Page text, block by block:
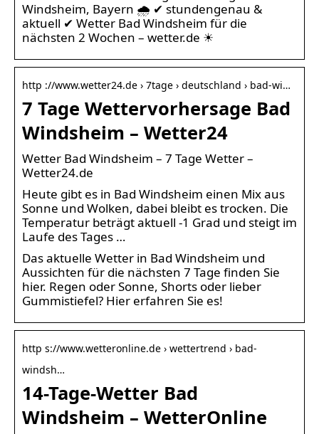
Windsheim, Bayern 🌧️ ✔ stundengenau &
aktuell ✔ Wetter Bad Windsheim für die
nächsten 2 Wochen – wetter.de ☀
http ://www.wetter24.de › 7tage › deutschland › bad-wi…
7 Tage Wettervorhersage Bad
Windsheim – Wetter24
Wetter Bad Windsheim – 7 Tage Wetter –
Wetter24.de
Heute gibt es in Bad Windsheim einen Mix aus
Sonne und Wolken, dabei bleibt es trocken. Die
Temperatur beträgt aktuell -1 Grad und steigt im
Laufe des Tages …
Das aktuelle Wetter in Bad Windsheim und
Aussichten für die nächsten 7 Tage finden Sie
hier. Regen oder Sonne, Shorts oder lieber
Gummistiefel? Hier erfahren Sie es!
http s://www.wetteronline.de › wettertrend › bad-
windsh…
14-Tage-Wetter Bad
Windsheim – WetterOnline